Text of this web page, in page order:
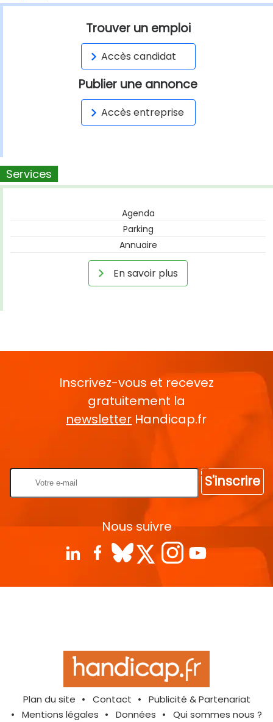
Trouver un emploi
Accès candidat
Publier une annonce
Accès entreprise
Services
Agenda
Parking
Annuaire
En savoir plus
Inscrivez-vous et recevez
gratuitement la
newsletter Handicap.fr
S'inscrire
Nous suivre
Plan du site Contact
Publicité & Partenariat
Mentions légales
Données Qui sommes nous ?